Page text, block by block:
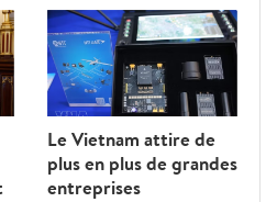
de la
entre les peuples, a
zélandais des
Winston Peters.
Le Vietnam attire de
plus en plus de grandes
entreprises